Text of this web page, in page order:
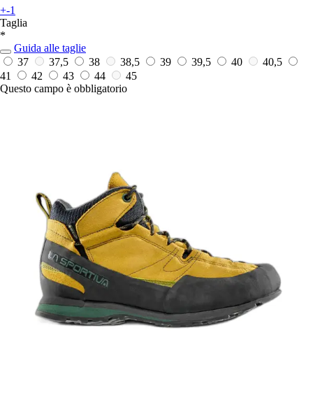
+-1
Taglia
*
Guida alle taglie
37
37,5 38 38,5 39 39,5 40
40,5
41
42 43 44
45
Questo campo è obbligatorio